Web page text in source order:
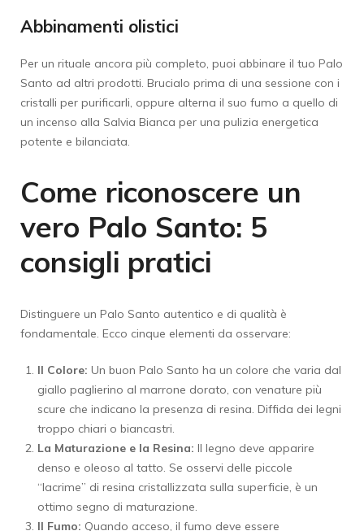
Abbinamenti olistici
Per un rituale ancora più completo, puoi abbinare il tuo Palo
Santo ad altri prodotti. Brucialo prima di una sessione con i
cristalli per purificarli, oppure alterna il suo fumo a quello di
un incenso alla Salvia Bianca per una pulizia energetica
potente e bilanciata.
Come riconoscere un
vero Palo Santo: 5
consigli pratici
Distinguere un Palo Santo autentico e di qualità è
fondamentale. Ecco cinque elementi da osservare:
Il Colore: Un buon Palo Santo ha un colore che varia dal
giallo paglierino al marrone dorato, con venature più
scure che indicano la presenza di resina. Diffida dei legni
troppo chiari o biancastri.
La Maturazione e la Resina: Il legno deve apparire
denso e oleoso al tatto. Se osservi delle piccole
“lacrime” di resina cristallizzata sulla superficie, è un
ottimo segno di maturazione.
Il Fumo: Quando acceso, il fumo deve essere